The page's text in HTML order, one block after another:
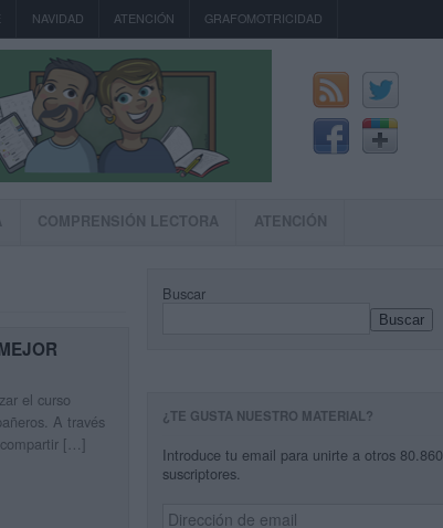
NAVIDAD ATENCIÓN GRAFOMOTRICIDAD
COMPRENSIÓN LECTORA ATENCIÓN
el curso
A través
compartir […]
Buscar
Buscar
¿TE GUSTA NUESTRO MATERIAL?
Introduce tu email para unirte a otros 80.860
suscriptores.
Dirección